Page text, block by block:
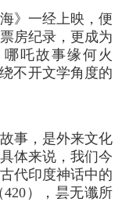
》一经上映，便
房纪录，更成为
吒故事缘何火
不开文学角度的
事，是外来文化
体来说，我们今
代印度神话中的
），昙无谶所